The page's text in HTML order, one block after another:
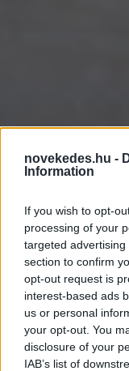
novekedes.hu -
Information
If you wish to opt-
processing of your
targeted
section to confirm
opt-out request is
interest-based ads
us or personal
your opt-out. You
disclosure of your
IAB’s list of
Az idei
slágerei:
szigetek
part
UTAZÁS 2026. JÚL. 3.